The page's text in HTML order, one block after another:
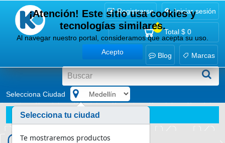
Registrarse Iniciar sesión
0
Total $ 0
Blog Marcas
Selecciona Ciudad
Blog
Salud y bienestar
¡Atención! Este sitio usa cookies y
tecnologías similares.
Al navegar nuestro portal, consideramos que acepta su uso.
Acepto
Selecciona tu ciudad
Te mostraremos productos